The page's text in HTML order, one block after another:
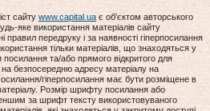
сайту www.capital.ua є об'єктом авторського
яке використання матеріалів сайту
правил передруку і за наявності гіперпосилання
тільки матеріалів, що знаходяться у
та/або прямого відкритого для
безпосередню адресу матеріалу на
гіперпосилання має бути розміщене в
Розмір шрифту посилання або
за шрифт тексту використовуваного